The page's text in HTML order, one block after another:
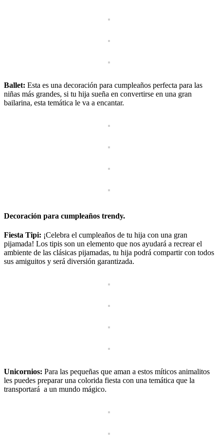
Ballet: Esta es una decoración para cumpleaños perfecta para las
niñas más grandes, si tu hija sueña en convertirse en una gran
bailarina, esta temática le va a encantar.
Decoración para cumpleaños trendy.
Fiesta Tipi: ¡Celebra el cumpleaños de tu hija con una gran
pijamada! Los tipis son un elemento que nos ayudará a recrear el
ambiente de las clásicas pijamadas, tu hija podrá compartir con todos
sus amiguitos y será diversión garantizada.
Unicornios: Para las pequeñas que aman a estos míticos animalitos
les puedes preparar una colorida fiesta con una temática que la
transportará a un mundo mágico.